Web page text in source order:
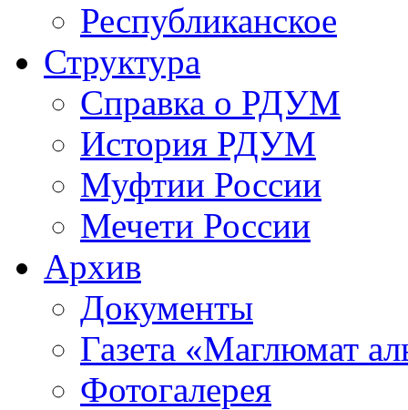
Республиканское
Структура
Справка о РДУМ
История РДУМ
Муфтии России
Мечети России
Архив
Документы
Газета «Маглюмат
Фотогалерея